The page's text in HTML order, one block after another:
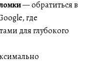
— обратиться в
где
для глубокого